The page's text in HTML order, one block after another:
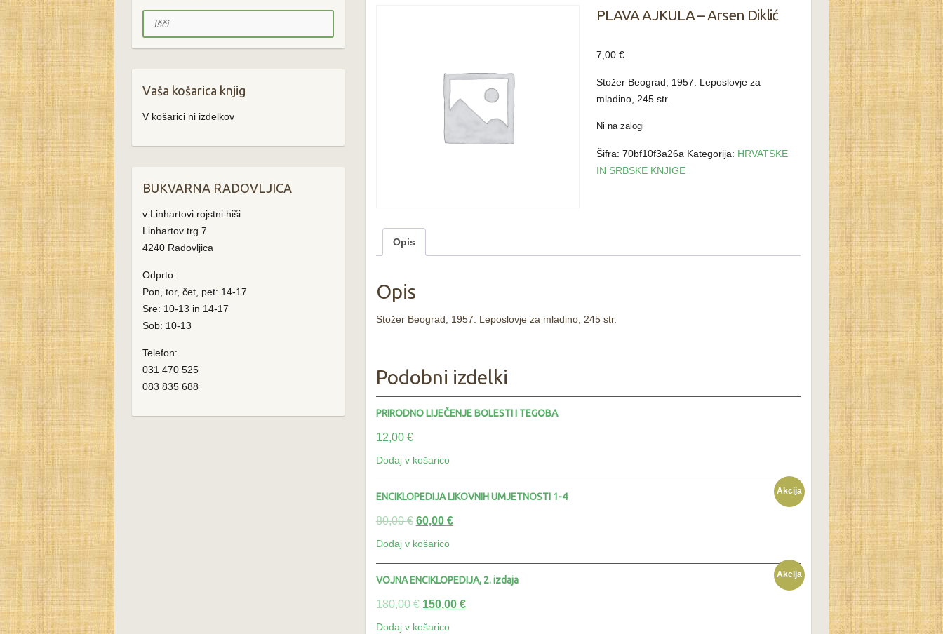
PLAVA AJKULA – Arsen Diklić
7,00€
Stožer Beograd, 1957. Leposlovje za
mladino, 245 str.
Ni na zalogi
Šifra:70bf10f3a26a Kategorija: HRVATSKE
IN SRBSKE KNJIGE
Opis
Opis
Stožer Beograd, 1957. Leposlovje za mladino, 245 str.
Podobni izdelki
PRIRODNO LIJEČENJE BOLESTI I TEGOBA
12,00 €
Dodaj v košarico
Akcija
ENCIKLOPEDIJA LIKOVNIH UMJETNOSTI 1-4
80,00€ 60,00 €
Dodaj v košarico
Akcija
VOJNA ENCIKLOPEDIJA, 2. izdaja
180,00€ 150,00 €
Dodaj v košarico
Išči
Vaša košarica knjig
V košarici ni izdelkov
BUKVARNA RADOVLJICA
v Linhartovi rojstni hiši
Linhartov trg 7
4240 Radovljica
Odprto:
Pon, tor, čet, pet: 14-17
Sre: 10-13 in 14-17
Sob: 10-13
Telefon:
031 470 525
083 835 688